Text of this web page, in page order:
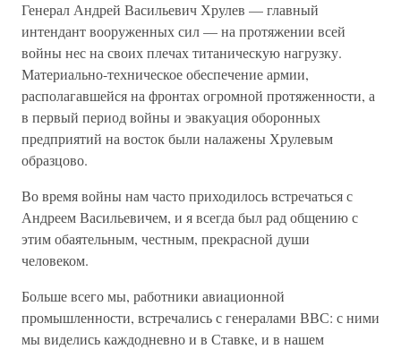
Генерал Андрей Васильевич Хрулев — главный
интендант вооруженных сил — на протяжении всей
войны нес на своих плечах титаническую нагрузку.
Материально-техническое обеспечение армии,
располагавшейся на фронтах огромной протяженности, а
в первый период войны и эвакуация оборонных
предприятий на восток были налажены Хрулевым
образцово.
Во время войны нам часто приходилось встречаться с
Андреем Васильевичем, и я всегда был рад общению с
этим обаятельным, честным, прекрасной души
человеком.
Больше всего мы, работники авиационной
промышленности, встречались с генералами ВВС: с ними
мы виделись каждодневно и в Ставке, и в нашем